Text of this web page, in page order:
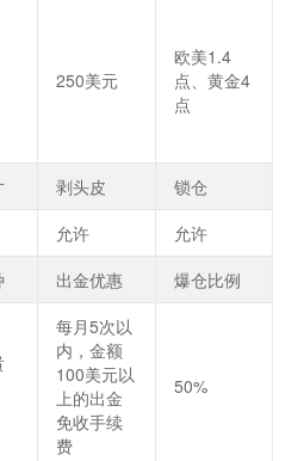
250美元
欧美1.4
点、黄金4
点
剥头皮
锁仓
允许
允许
出金优惠 爆仓比例
每月5次以
内，金额
100美元以
上的出金
免收手续
费
50%